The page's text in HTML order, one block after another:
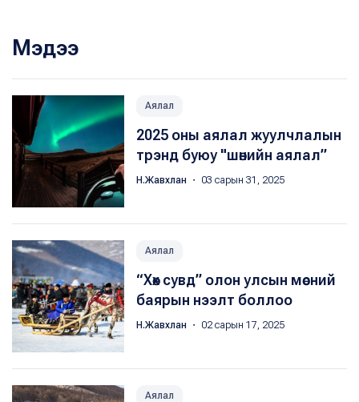
Мэдээ
Аялал
2025 оны аялал жуулчлалын
трэнд буюу "шөнийн аялал”
Н.Жавхлан ・ 03 сарын 31, 2025
Аялал
“Хөх сувд” олон улсын мөсний
баярын нээлт боллоо
Н.Жавхлан ・ 02 сарын 17, 2025
Аялал